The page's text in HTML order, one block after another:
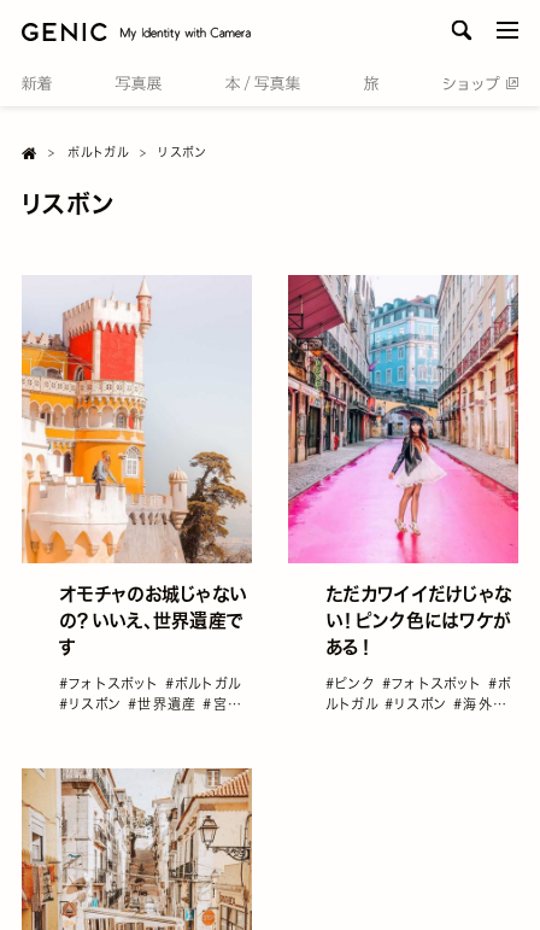

m
e
ポルトガル リスボン
リスボン
オモチャのお城じゃない
の？いいえ、世界遺産で
す
#フォトスポット #ポルトガル
#リスボン#世界遺産#宮殿
ただカワイイだけじゃな
い！ピンク色にはワケが
ある！
#ピンク #フォトスポット #ポ
ルトガル #リスボン#海外旅